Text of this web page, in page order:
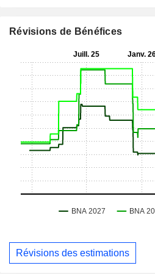
Révisions de Bénéfices
Révisions des estimations